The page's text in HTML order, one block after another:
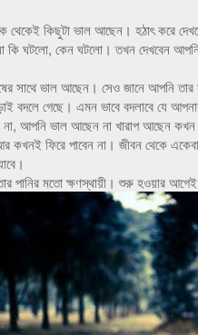
থেকেই কিছুটা ভাল আছেন। হঠাৎ করে
কি ঘটলো, কেন ঘটলো। তখন দেখবেন
সাথে ভাল আছেন। সেও জানে আপনি
বদলে গেছে। এমন ভাবে বদলাবে যে
না, আপনি ভাল আছেন না খারাপ আছেন
কখনই ফিরে পাবেন না। জীবন থেকে
পানির মতো ক্ষণস্থায়ী। শুরু হওয়ার